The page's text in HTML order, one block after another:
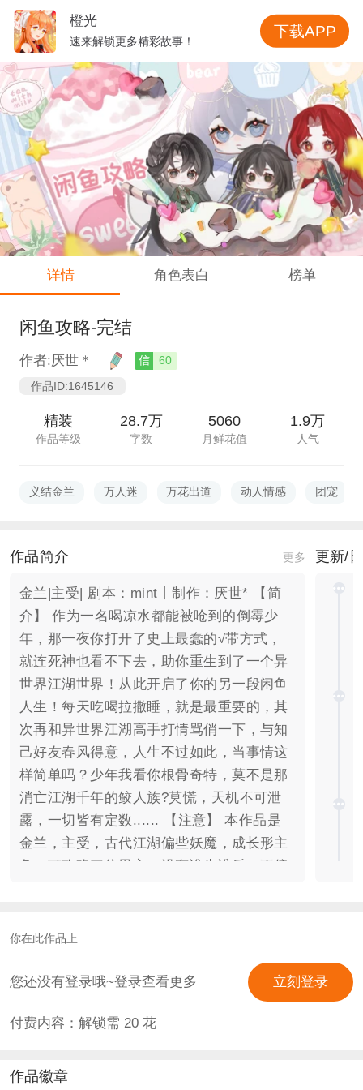
详情 角色表白 榜单
闲鱼攻略-完结
作者:厌世＊ 信
60
作品ID:1645146
精装
作品等级
28.7万
字数
5060
月鲜花值
1.9万
人气
义结金兰 万人迷 万花出道 动人情感 团宠
作品简介 更多
金兰|主受| 剧本：mint丨制作：厌世* 【简
介】 作为一名喝凉水都能被呛到的倒霉少
年，那一夜你打开了史上最蠢的√带方式，
就连死神也看不下去，助你重生到了一个异
世界江湖世界！从此开启了你的另一段闲鱼
人生！每天吃喝拉撒睡，就是最重要的，其
次再和异世界江湖高手打情骂俏一下，与知
己好友春风得意，人生不过如此，当事情这
样简单吗？少年我看你根骨奇特，莫不是那
消亡江湖千年的鲛人族?莫慌，天机不可泄
露，一切皆有定数...... 【注意】 本作品是
金兰，主受，古代江湖偏些妖魔，成长形主
角。可攻略三位男主，没有谁先谁后，不偏
辅。如果剧情需要，就会制作类似养成系
不会卡数值或故意为难，只要正常思考选
择，即可过关，请放心。大礼包能玩到结
局，照顾想自己刷数值的朋友，属性需要自
25w以上。 【授权信息】 羡鱼:画师常夏月
更新/
你在此作品上
您还没有登录哦~登录查看更多 立刻登录
付费内容：解锁需 20花
作品徽章
橙光
速来解锁更多精彩故事！
下载APP